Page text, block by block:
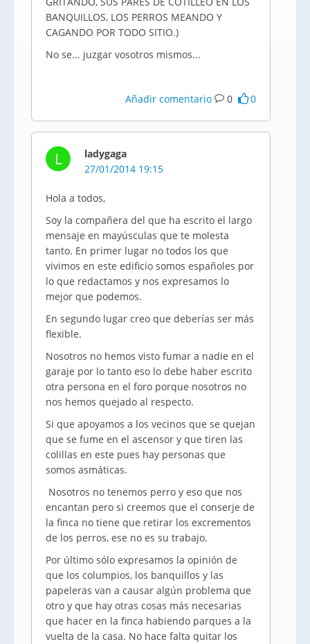
BANQUILLOS, LOS PERROS MEANDO Y
CAGANDO POR TODO SITIO.)
No se... juzgar vosotros mismos...
Añadir comentario 0 0
L
ladygaga
27/01/2014 19:15
Hola a todos,
Soy la compañera del que ha escrito el largo
mensaje en mayúsculas que te molesta
tanto. En primer lugar no todos los que
vivimos en este edificio somos españoles por
lo que redactamos y nos expresamos lo
mejor que podemos.
En segundo lugar creo que deberías ser más
flexible.
Nosotros no hemos visto fumar a nadie en el
garaje por lo tanto eso lo debe haber escrito
otra persona en el foro porque nosotros no
nos hemos quejado al respecto.
Si que apoyamos a los vecinos que se quejan
que se fume en el ascensor y que tiren las
colillas en este pues hay personas que
somos asmáticas.
Nosotros no tenemos perro y eso que nos
encantan pero si creemos que el conserje de
la finca no tiene que retirar los excrementos
de los perros, ese no es su trabajo.
Por último sólo expresamos la opinión de
que los columpios, los banquillos y las
papeleras van a causar algún problema que
otro y que hay otras cosas más necesarias
que hacer en la finca habiendo parques a la
vuelta de la casa. No hace falta quitar los